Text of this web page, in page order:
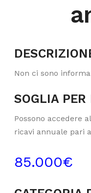
Non ci sono
SOGLIA PER
Possono accedere al
ricavi annuale pari a
85.000€